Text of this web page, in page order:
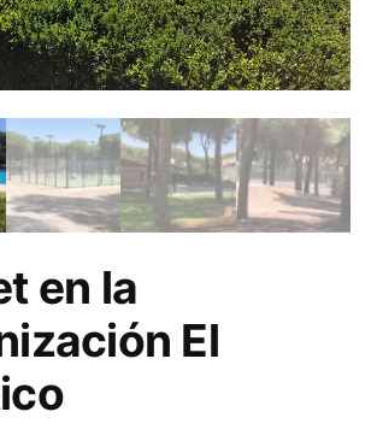
en la
El